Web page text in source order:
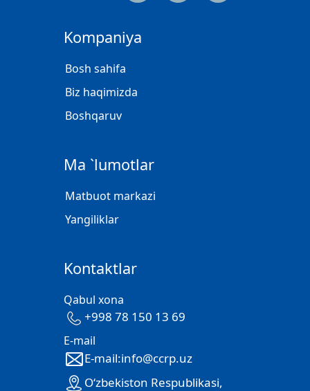
Kompaniya
Bosh sahifa
Biz haqimizda
Boshqaruv
Ma `lumotlar
Matbuot markazi
Yangiliklar
Kontaktlar
Qabul xona
+998 78 150 13 69
E-mail
E-mail:info@ccrp.uz
O‘zbekiston Respublikasi,